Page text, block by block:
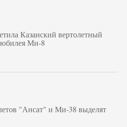
Казанский вертолетный
юбилея Ми-8
"Ансат" и Ми-38 выделят